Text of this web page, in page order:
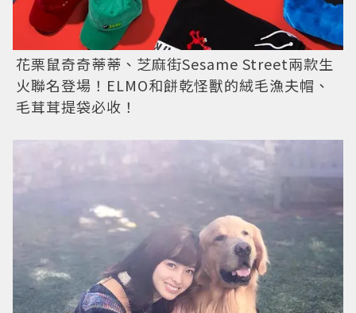
花栗鼠奇奇蒂蒂、芝麻街Sesame Street兩款生
火聯名登場！ELMO和餅乾怪獸的絨毛漁夫帽、
毛茸茸提袋必收！